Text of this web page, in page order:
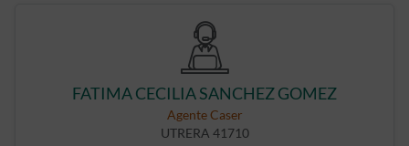
FATIMA CECILIA SANCHEZ GOMEZ
Agente Caser
UTRERA 41710